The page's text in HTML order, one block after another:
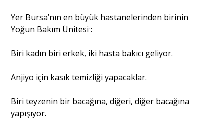
Yazı Dizisi
Portre
Yer Bursa’nın en büyük hastanelerinden birinin
Yoğun Bakım Ünitesi1:
Biri kadın biri erkek, iki hasta bakıcı geliyor.
Anjiyo için kasık temizliği yapacaklar.
Biri teyzenin bir bacağına, diğeri, diğer bacağına
yapışıyor.